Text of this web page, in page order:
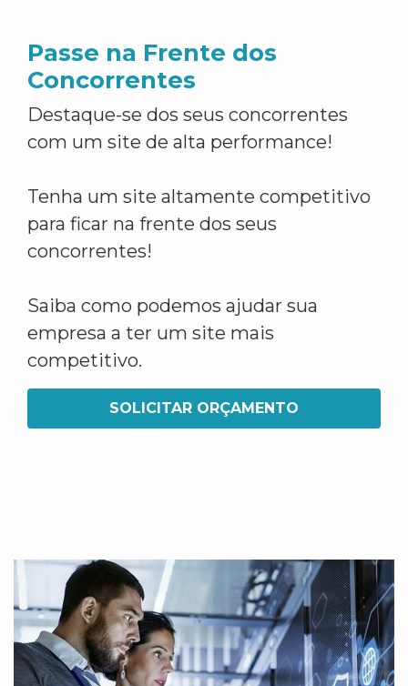
Passe na Frente dos
Concorrentes
Destaque-se dos seus concorrentes
com um site de alta performance!
Tenha um site altamente competitivo
para ficar na frente dos seus
concorrentes!
Saiba como podemos ajudar sua
empresa a ter um site mais
competitivo.
SOLICITAR ORÇAMENTO